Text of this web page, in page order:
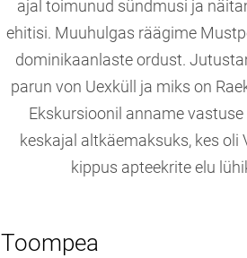
ajal toimunud sündmusi ja
ehitisi. Muuhulgas räägime
dominikaanlaste ordust.
parun von Uexküll ja miks on
Ekskursioonil anname vastuse
keskajal altkäemaksuks, kes oli
kippus apteekrite elu
Toompea